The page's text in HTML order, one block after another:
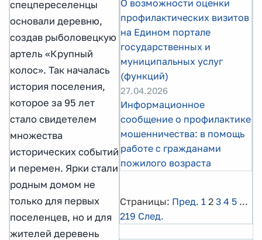
спецпереселенцы
основали деревню,
создав рыболовецкую
артель «Крупный
колос». Так началась
история поселения,
которое за 95 лет
стало свидетелем
множества
исторических событий
и перемен. Ярки стали
родным домом не
только для первых
поселенцев, но и для
жителей деревень
О возможности оценки
профилактических визитов
на Едином портале
государственных и
муниципальных услуг
(функций)
27.04.2026
Информационное
сообщение о профилактике
мошенничества: в помощь
работе с гражданами
пожилого возраста
Страницы: Пред. 1 2 3 4 5 ...
219 След.